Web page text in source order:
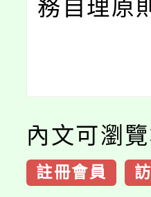
務自理原
內文可瀏覽
註冊會員